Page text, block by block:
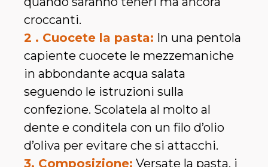
croccanti.
2 . Cuocete la pasta: In una pentola
capiente cuocete le mezzemaniche
in abbondante acqua salata
seguendo le istruzioni sulla
confezione. Scolatela al molto al
dente e conditela con un filo d’olio
d’oliva per evitare che si attacchi.
3. Composizione: Versate la pasta, i